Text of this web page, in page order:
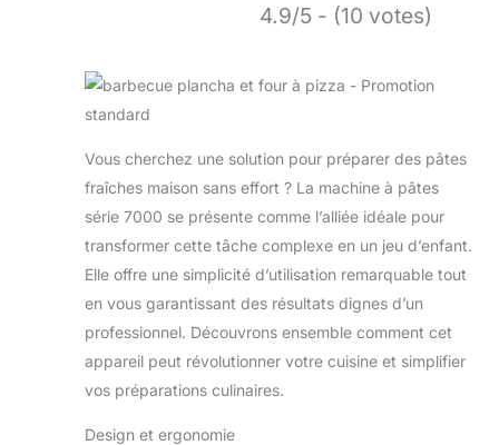
4.9/5 - (10 votes)
Vous cherchez une solution pour préparer des pâtes
fraîches maison sans effort ? La machine à pâtes
série 7000 se présente comme l’alliée idéale pour
transformer cette tâche complexe en un jeu d’enfant.
Elle offre une simplicité d’utilisation remarquable tout
en vous garantissant des résultats dignes d’un
professionnel. Découvrons ensemble comment cet
appareil peut révolutionner votre cuisine et simplifier
vos préparations culinaires.
Design et ergonomie